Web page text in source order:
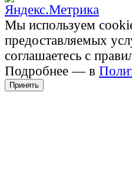
Мы используем
предоставляемых
соглашаетесь с
Подробнее — в
Принять